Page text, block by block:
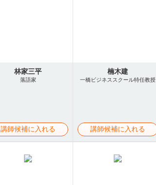
林家三平
落語家
講師候補に入れる
楠木建
一橋ビジネススクール特任教授
講師候補に入れる